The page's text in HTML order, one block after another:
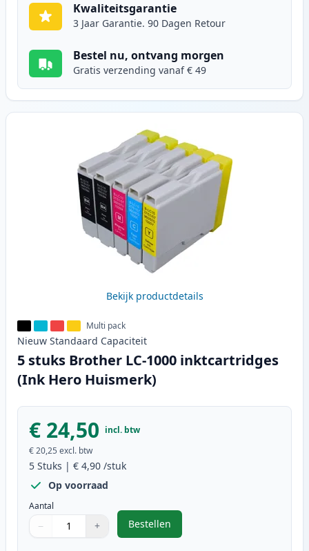
Kwaliteitsgarantie
3 Jaar Garantie. 90 Dagen Retour
Bestel nu, ontvang morgen
Gratis verzending vanaf € 49
Bekijk productdetails
Multi pack
Nieuw Standaard Capaciteit
5 stuks Brother LC-1000 inktcartridges
(Ink Hero Huismerk)
€ 24,50 incl. btw
€ 20,25 excl. btw
5 Stuks | € 4,90 /stuk
Op voorraad
Aantal
Gebruik de knoppen om aan te passen
− +
1
Bestellen
,5 stuks Brother LC-1000